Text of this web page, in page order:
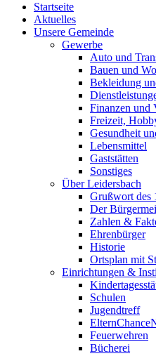
Startseite
Aktuelles
Unsere Gemeinde
Gewerbe
Auto und
Bauen und
Bekleidung
Finanzen und
Freizeit,
Gesundheit
Lebensmittel
Gaststätten
Sonstiges
Über Leidersbach
Grußwort des
Der
Zahlen &
Ehrenbürger
Historie
Ortsplan mit
Einrichtungen &
Schulen
Jugendtreff
Feuerwehren
Bücherei